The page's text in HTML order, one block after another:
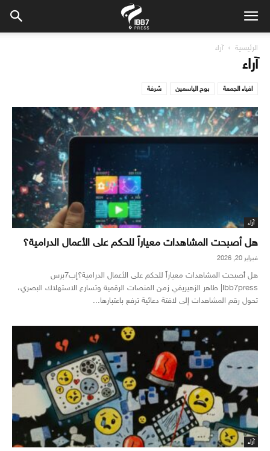
الرئيسية آراء
آراء
افياء الجمعة بوح الياسمين شرفة
آراء
هل أصبحت المشاهدات معياراً للحكم على الأعمال الدرامية؟
فبراير 20, 2026
هل أصبحت المشاهدات معياراً للحكم على الأعمال الدرامية؟إب7برس
Ibb7press| طاهر الزهيريفي زمن المنصات الرقمية وتسارع الاستهلاك البصري،
تحول رقم المشاهدات إلى لافتة دعائية ترفع باعتبارها...
آراء